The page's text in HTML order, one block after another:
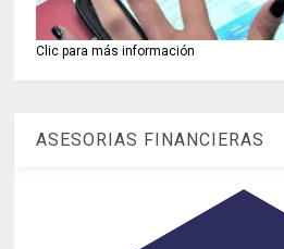
Clic para más información
ASESORIAS FINANCIERAS